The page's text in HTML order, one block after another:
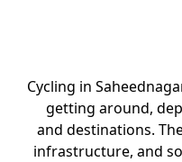
Cycling in
getting around,
and destinations.
infrastructure, and